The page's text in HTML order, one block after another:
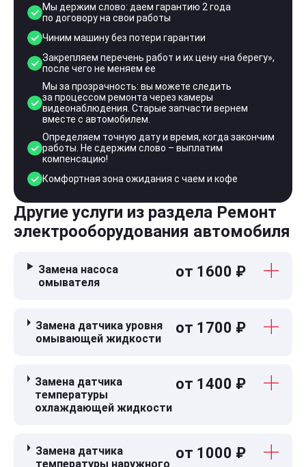
Мы держим слово: даем гарантию 2 года
по договору на свои работы
Чиним машину без потери гарантии
Закрепляем перечень работ и их цену «на берегу»,
после чего не меняем ее
Мы за прозрачность: вы можете следить
за процессом ремонта через камеры
видеонаблюдения. Старые запчасти вернем
вместе с автомобилем.
Определяем точную дату и время, когда закончим
работы. Не сдержим слово – выплатим
компенсацию!
Комфортная зона ожидания с чаем и кофе
Другие услуги из раздела Ремонт
электрооборудования автомобиля
Замена насоса
омывателя
от 1600 ₽
Замена датчика уровня
омывающей жидкости
от 1700 ₽
Замена датчика
температуры
охлаждающей жидкости
от 1400 ₽
Замена датчика
температуры наружного
от 1000 ₽